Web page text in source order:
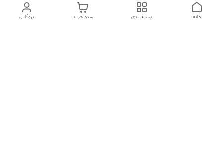
پروفایل سبد خرید دسته‌بندی خانه